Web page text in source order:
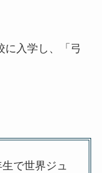
に入学し、「弓
で世界ジュ